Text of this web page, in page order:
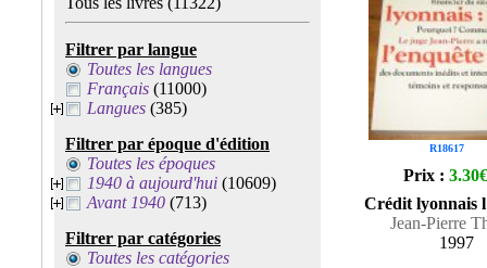
Filtrer par langue
Toutes les langues
Français (11000)
Langues (385)
Filtrer par époque d'édition
Toutes les époques
1940 à aujourd'hui (10609)
Avant 1940 (713)
Filtrer par catégories
Toutes les catégories
R18617
Prix : 3.30€
Crédit lyonnais
Jean-Pierre
1997